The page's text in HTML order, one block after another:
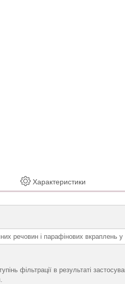
Характеристики
речовин і парафінових вкраплень у
фільтрації в результаті